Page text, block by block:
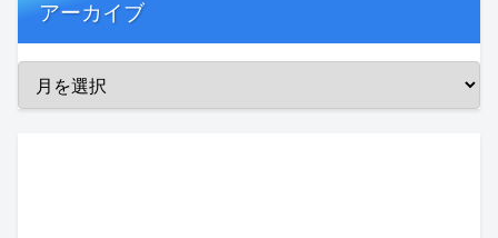
アーカイブ